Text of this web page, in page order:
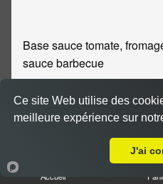
Base sauce tomate,
sauce barbecue
Accueil
Ce site Web utilise des
meilleure expérience sur
J'ai